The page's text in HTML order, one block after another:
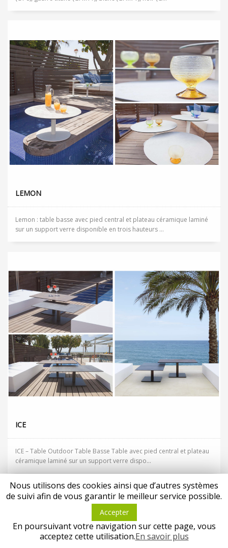
LEMON
Lemon : table basse avec pied central et plateau céramique laminé
sur un support verre disponible en trois hauteurs ...
ICE
ICE – Table Outdoor Table Basse Table avec pied central et plateau
céramique laminé sur un support verre dispo...
Privacy & Cookies Policy